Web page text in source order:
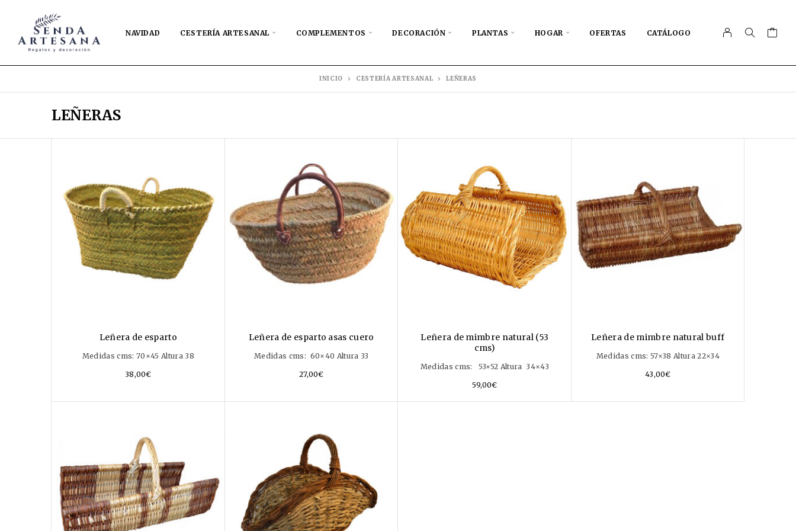
NAVIDAD CESTERÍA ARTESANAL COMPLEMENTOS DECORACIÓN PLANTAS HOGAR OFERTAS CATÁLOGO
INICIO CESTERÍA ARTESANAL LEÑERAS
LEÑERAS
Leñera de esparto
Medidas cms: 70×45 Altura 38
38,00€
Leñera de esparto asas cuero
Medidas cms: 60×40 Altura 33
27,00€
Leñera de mimbre natural (53
cms)
Medidas cms: 53×52 Altura 34×43
59,00€
Leñera de mimbre natural buff
Medidas cms: 57×38 Altura 22×34
43,00€